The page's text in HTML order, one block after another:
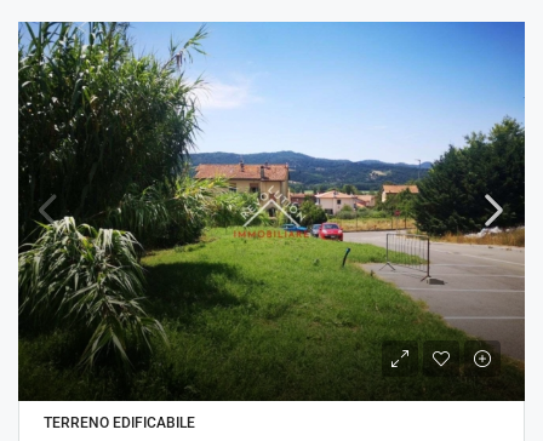
TERRENO EDIFICABILE